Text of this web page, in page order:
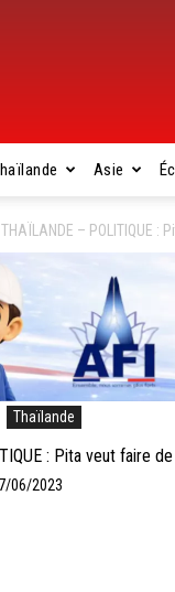
Asie
THAÏLANDE – POLITIQUE
Thaïlande
: Pita veut faire
06/2023